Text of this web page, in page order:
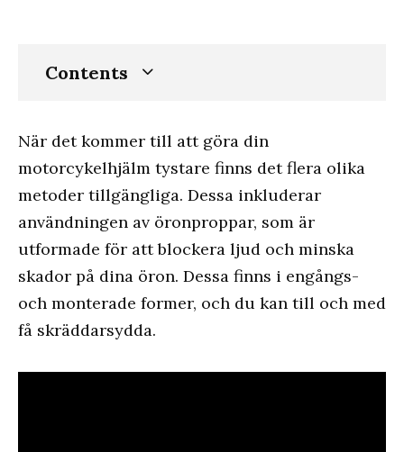
Contents
När det kommer till att göra din
motorcykelhjälm tystare finns det flera olika
metoder tillgängliga. Dessa inkluderar
användningen av öronproppar, som är
utformade för att blockera ljud och minska
skador på dina öron. Dessa finns i engångs-
och monterade former, och du kan till och med
få skräddarsydda.